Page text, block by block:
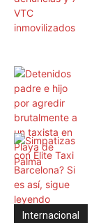
Internacional